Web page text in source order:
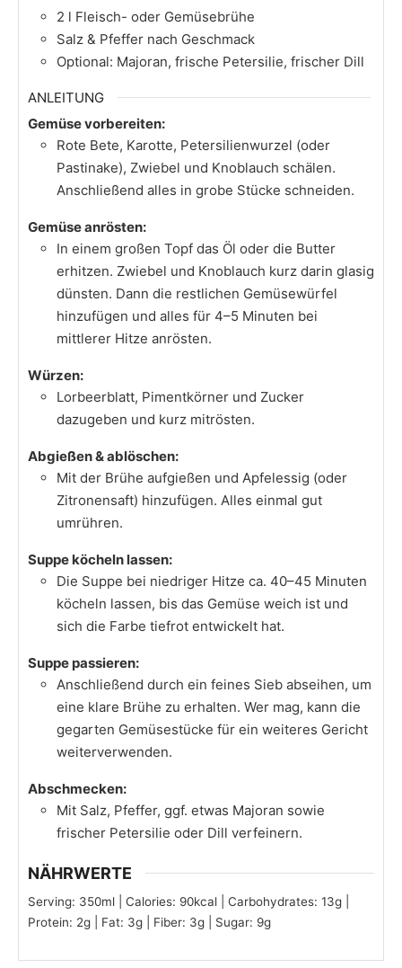
2 l Fleisch- oder Gemüsebrühe
Salz & Pfeffer nach Geschmack
Optional: Majoran, frische Petersilie, frischer Dill
ANLEITUNG
Gemüse vorbereiten:
Rote Bete, Karotte, Petersilienwurzel (oder
Pastinake), Zwiebel und Knoblauch schälen.
Anschließend alles in grobe Stücke schneiden.
Gemüse anrösten:
In einem großen Topf das Öl oder die Butter
erhitzen. Zwiebel und Knoblauch kurz darin glasig
dünsten. Dann die restlichen Gemüsewürfel
hinzufügen und alles für 4–5 Minuten bei
mittlerer Hitze anrösten.
Würzen:
Lorbeerblatt, Pimentkörner und Zucker
dazugeben und kurz mitrösten.
Abgießen & ablöschen:
Mit der Brühe aufgießen und Apfelessig (oder
Zitronensaft) hinzufügen. Alles einmal gut
umrühren.
Suppe köcheln lassen:
Die Suppe bei niedriger Hitze ca. 40–45 Minuten
köcheln lassen, bis das Gemüse weich ist und
sich die Farbe tiefrot entwickelt hat.
Suppe passieren:
Anschließend durch ein feines Sieb abseihen, um
eine klare Brühe zu erhalten. Wer mag, kann die
gegarten Gemüsestücke für ein weiteres Gericht
weiterverwenden.
Abschmecken:
Mit Salz, Pfeffer, ggf. etwas Majoran sowie
frischer Petersilie oder Dill verfeinern.
NÄHRWERTE
Serving: 350ml Calories: 90kcal Carbohydrates: 13g
Protein: 2g Fat: 3g Fiber: 3g Sugar: 9g